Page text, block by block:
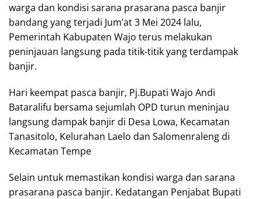
warga dan kondisi sarana prasarana pasca banjir
bandang yang terjadi Jum’at 3 Mei 2024 lalu,
Pemerintah Kabupaten Wajo terus melakukan
peninjauan langsung pada titik-titik yang terdampak
banjir.
Hari keempat pasca banjir, Pj.Bupati Wajo Andi
Bataralifu bersama sejumlah OPD turun meninjau
langsung dampak banjir di Desa Lowa, Kecamatan
Tanasitolo, Kelurahan Laelo dan Salomenraleng di
Kecamatan Tempe
Selain untuk memastikan kondisi warga dan sarana
prasarana pasca banjir. Kedatangan Penjabat Bupati